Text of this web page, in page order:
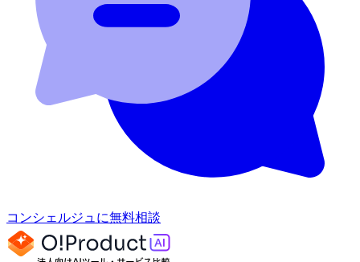
コンシェルジュに無料相談